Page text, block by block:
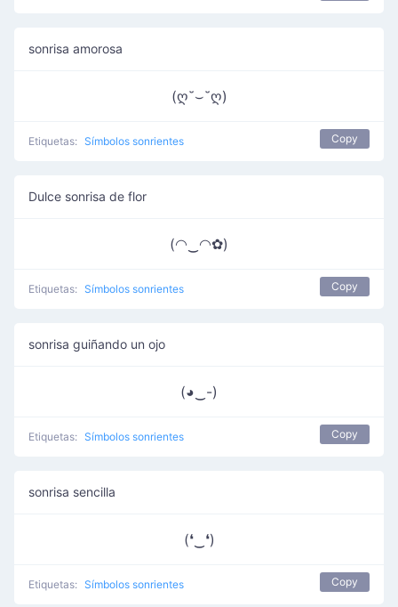
sonrisa amorosa
(ღ˘⌣˘ღ)
Etiquetas: Símbolos sonrientes Copy
Dulce sonrisa de flor
(◠‿◠✿)
Etiquetas: Símbolos sonrientes Copy
sonrisa guiñando un ojo
(◕‿-)
Etiquetas: Símbolos sonrientes Copy
sonrisa sencilla
(❛‿❛)
Etiquetas: Símbolos sonrientes Copy